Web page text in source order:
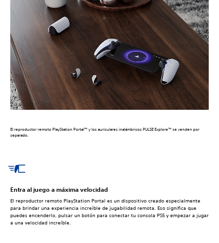
El reproductor remoto PlayStation Portal™ y los auriculares inalámbricos PULSE Explore™ se venden por
separado.
Entra al juego a máxima velocidad
El reproductor remoto PlayStation Portal es un dispositivo creado especialmente
para brindar una experiencia increíble de jugabilidad remota. Eso significa que
puedes encenderlo, pulsar un botón para conectar tu consola PS5 y empezar a jugar
a una velocidad increíble.